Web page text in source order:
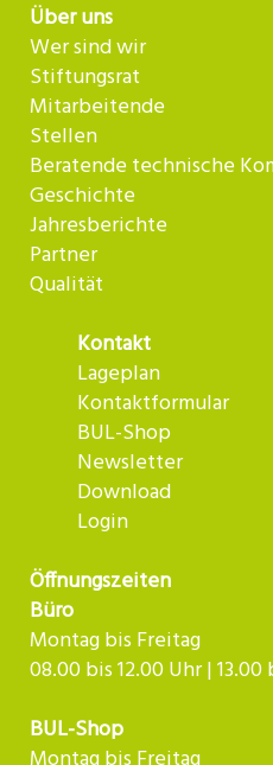
Über uns
Wer sind wir
Stiftungsrat
Mitarbeitende
Stellen
Beratende technische
Geschichte
Jahresberichte
Partner
Qualität
Kontakt
Lageplan
Kontaktformular
BUL-Shop
Newsletter
Download
Login
Öffnungszeiten
Büro
Montag bis Freitag
08.00 bis 12.00 Uhr | 13.00
BUL-Shop